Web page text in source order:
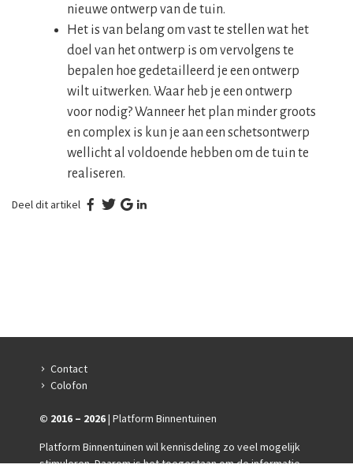
nieuwe ontwerp van de tuin.
Het is van belang om vast te stellen wat het
doel van het ontwerp is om vervolgens te
bepalen hoe gedetailleerd je een ontwerp
wilt uitwerken. Waar heb je een ontwerp
voor nodig? Wanneer het plan minder groots
en complex is kun je aan een schetsontwerp
wellicht al voldoende hebben om de tuin te
realiseren.
Deel dit artikel
Contact
Colofon
© 2016 – 2026| Platform Binnentuinen
Platform Binnentuinen wil kennisdeling zo veel mogelijk
stimuleren. Daarom is het toegestaan om de informatie